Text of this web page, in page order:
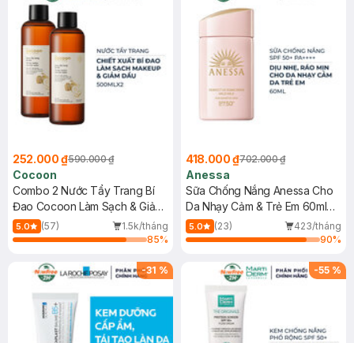
252.000 ₫590.000 ₫
Cocoon
Combo 2 Nước Tẩy Trang Bí
Đao Cocoon Làm Sạch & Giảm
Dầu 500ml
5.0 (57)
1.5k/tháng
85%
418.000 ₫702.000 ₫
Anessa
Sữa Chống Nắng Anessa Cho
Da Nhạy Cảm & Trẻ Em 60ml
(Mới)
5.0 (23)
423/tháng
90%
-31 % -55 %